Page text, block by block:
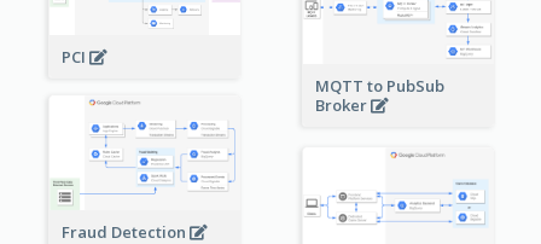
PCI
MQTT to PubSub
Broker
Fraud Detection